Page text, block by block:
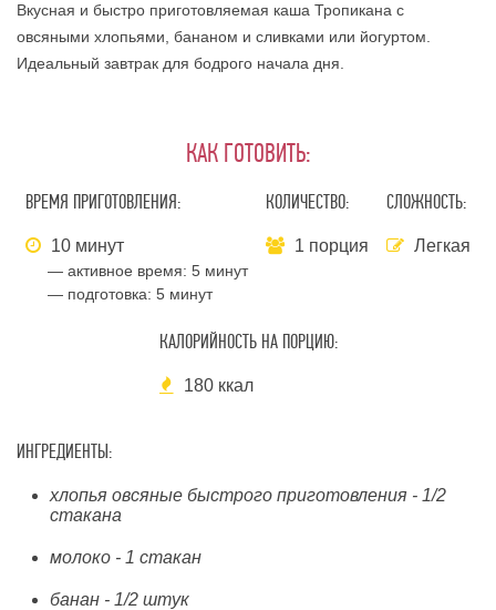
Вкусная и быстро приготовляемая каша Тропикана с
овсяными хлопьями, бананом и сливками или йогуртом.
Идеальный завтрак для бодрого начала дня.
КАК ГОТОВИТЬ:
ВРЕМЯ ПРИГОТОВЛЕНИЯ:
10 минут
— активное время: 5 минут
— подготовка: 5 минут
КОЛИЧЕСТВО:
1 порция
СЛОЖНОСТЬ:
Легкая
КАЛОРИЙНОСТЬ НА ПОРЦИЮ:
180 ккал
ИНГРЕДИЕНТЫ:
хлопья овсяные быстрого приготовления - 1/2
стакана
молоко - 1 стакан
банан - 1/2 штук